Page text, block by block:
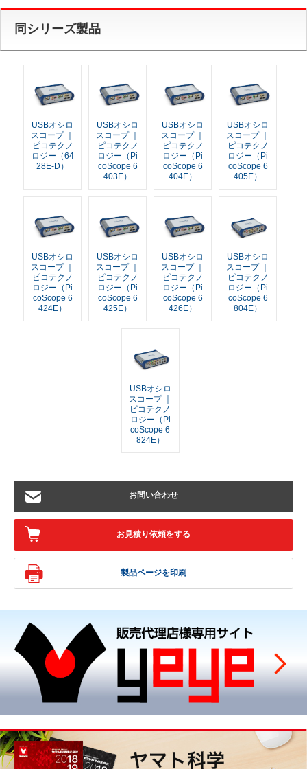
同シリーズ製品
USBオシロ
スコープ ｜
ピコテクノ
ロジー（64
28E-D）
USBオシロ
スコープ ｜
ピコテクノ
ロジー（Pi
coScope 6
403E）
USBオシロ
スコープ ｜
ピコテクノ
ロジー（Pi
coScope 6
404E）
USBオシロ
スコープ ｜
ピコテクノ
ロジー（Pi
coScope 6
405E）
USBオシロ
スコープ ｜
ピコテクノ
ロジー（Pi
coScope 6
424E）
USBオシロ
スコープ ｜
ピコテクノ
ロジー（Pi
coScope 6
425E）
USBオシロ
スコープ ｜
ピコテクノ
ロジー（Pi
coScope 6
426E）
USBオシロ
スコープ ｜
ピコテクノ
ロジー（Pi
coScope 6
804E）
USBオシロ
スコープ ｜
ピコテクノ
ロジー（Pi
coScope 6
824E）
お問い合わせ
お見積り依頼をする
製品ページを印刷